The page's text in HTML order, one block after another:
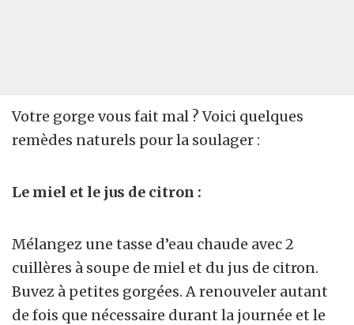
Votre gorge vous fait mal ? Voici quelques
remèdes naturels pour la soulager :
Le miel et le jus de citron :
Mélangez une tasse d’eau chaude avec 2
cuillères à soupe de miel et du jus de citron.
Buvez à petites gorgées. A renouveler autant
de fois que nécessaire durant la journée et le